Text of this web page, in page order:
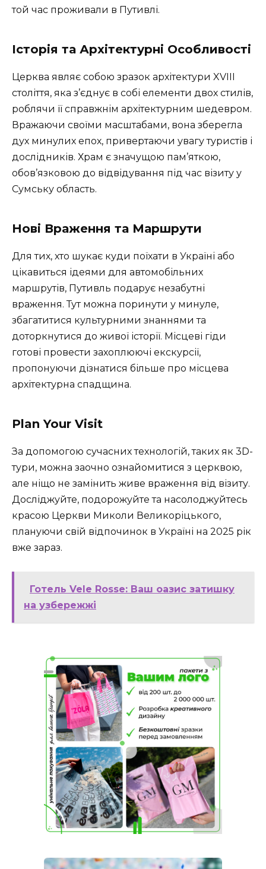
той час проживали в Путивлі.
Історія та Архітектурні Особливості
Церква являє собою зразок архітектури XVIII
століття, яка з’єднує в собі елементи двох стилів,
роблячи її справжнім архітектурним шедевром.
Вражаючи своїми масштабами, вона зберегла
дух минулих епох, привертаючи увагу туристів і
дослідників. Храм є значущою пам’яткою,
обов’язковою до відвідування під час візиту у
Сумську область.
Нові Враження та Маршрути
Для тих, хто шукає куди поїхати в Україні або
цікавиться ідеями для автомобільних
маршрутів, Путивль подарує незабутні
враження. Тут можна поринути у минуле,
збагатитися культурними знаннями та
доторкнутися до живої історії. Місцеві гіди
готові провести захоплюючі екскурсії,
пропонуючи дізнатися більше про місцева
архітектурна спадщина.
Plan Your Visit
За допомогою сучасних технологій, таких як 3D-
тури, можна заочно ознайомитися з церквою,
але ніщо не замінить живе враження від візиту.
Досліджуйте, подорожуйте та насолоджуйтесь
красою Церкви Миколи Великоріцького,
плануючи свій відпочинок в Україні на 2025 рік
вже зараз.
Готель Vele Rosse: Ваш оазис затишку
на узбережжі